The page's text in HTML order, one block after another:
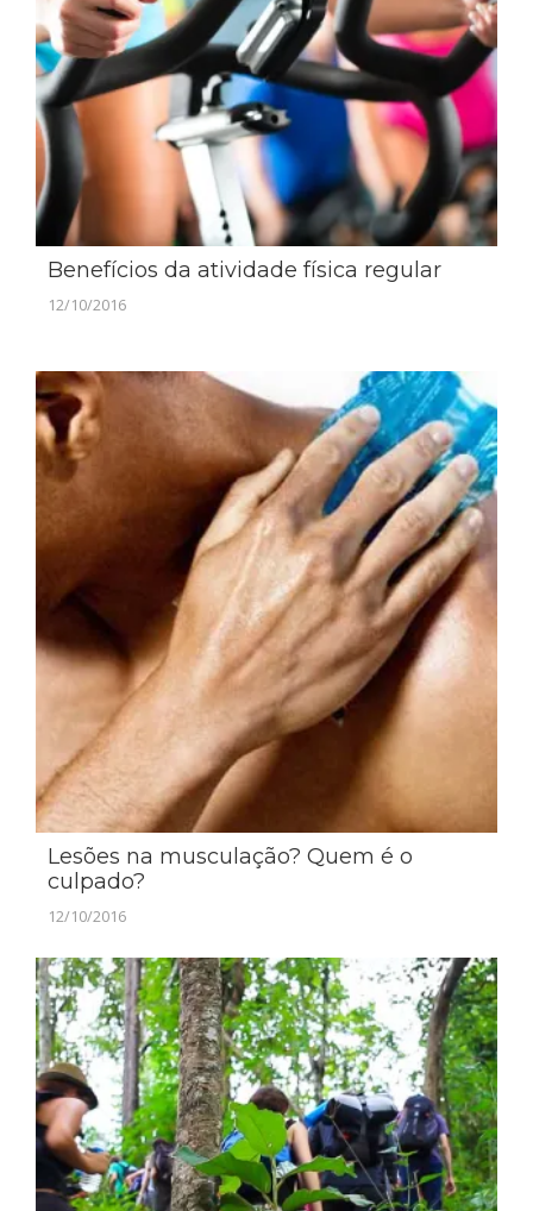
Benefícios da atividade física regular
12/10/2016
Lesões na musculação? Quem é o
culpado?
12/10/2016